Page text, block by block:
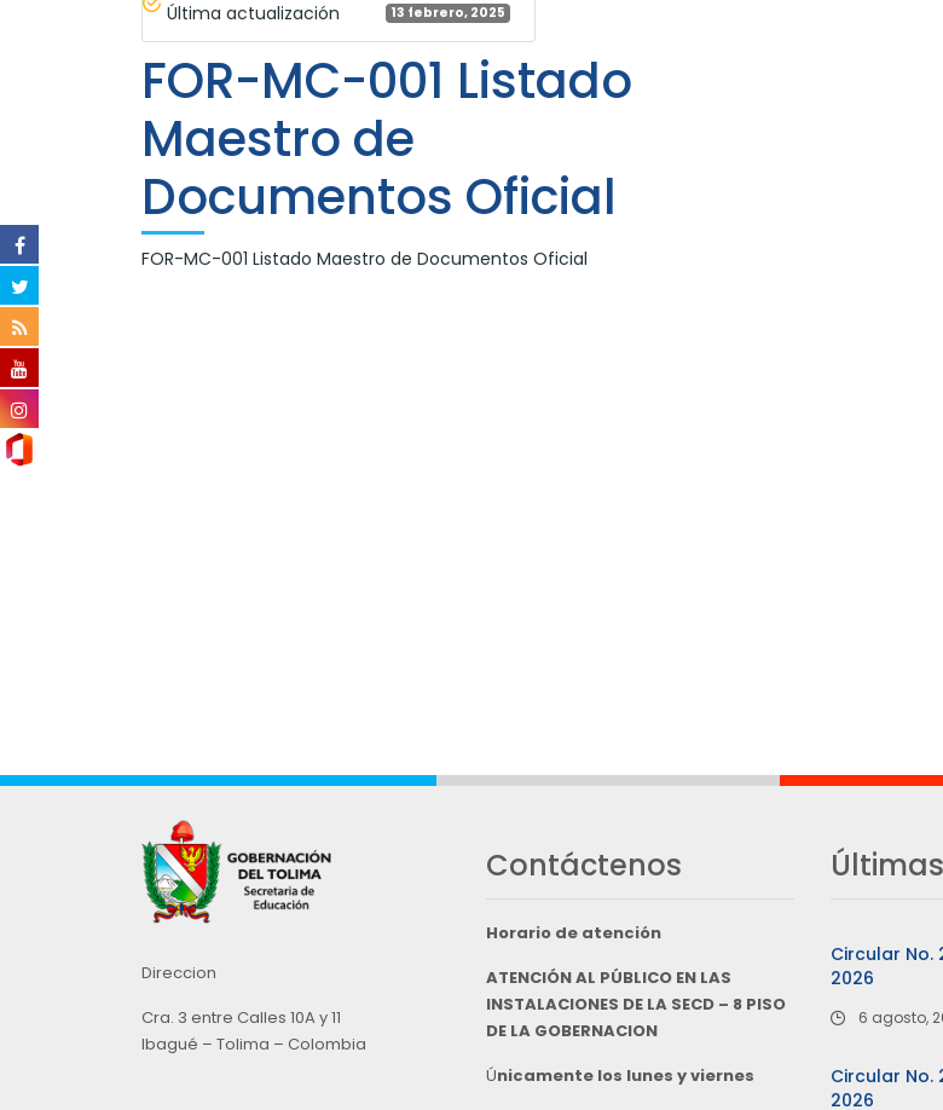
Última actualización 13 febrero, 2025
FOR-MC-001 Listado
Maestro de
Documentos Oficial
FOR-MC-001 Listado Maestro de Documentos Oficial
Direccion
Cra. 3 entre Calles 10A y 11
Ibagué – Tolima – Colombia
Contáctenos
Horario de atención
ATENCIÓN AL PÚBLICO EN LAS
INSTALACIONES DE LA SECD – 8 PISO
DE LA GOBERNACION
Únicamente los lunes y viernes
Circular No.
2026
6 agosto,
Circular No.
2026